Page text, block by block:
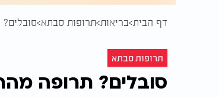
דף הבית בריאות תרופות סבתא
תרופות סבתא
סובלים? תרופה